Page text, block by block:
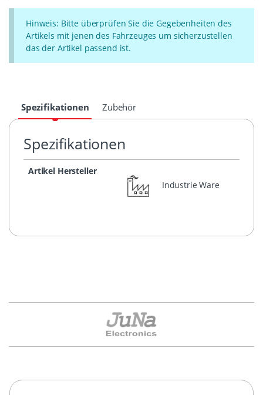
Hinweis: Bitte überprüfen Sie die Gegebenheiten des
Artikels mit jenen des Fahrzeuges um sicherzustellen
das der Artikel passend ist.
Spezifikationen Zubehör
Spezifikationen
Artikel Hersteller
Industrie Ware